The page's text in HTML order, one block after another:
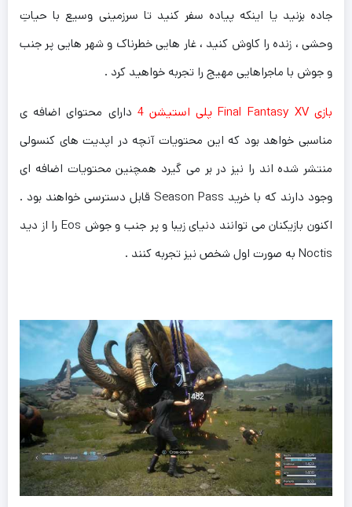
جاده بزنید یا اینکه پیاده سفر کنید تا سرزمینی وسیع با حیاتِ
وحشی ، زنده را کاوش کنید ، غار هایی خطرناک و شهر هایی پر جنب
و جوش با ماجراهایی مهیج را تجربه خواهید کرد .
بازی Final Fantasy XV پلی استیشن 4
دارای محتوای اضافه ی
مناسبی خواهد بود که این محتویات آنچه در اپدیت های کنسولی
منتشر شده اند را نیز در بر می گیرد همچنین محتویات اضافه ای
وجود دارند که با خرید Season Pass قابل دسترسی خواهند بود .
اکنون بازیکنان می توانند دنیای زیبا و پر جنب و جوش Eos را از دید
Noctis به صورت اول شخص نیز تجربه کنند .